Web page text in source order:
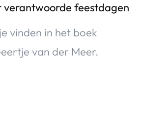
verantwoorde feestdagen
vinden in het boek
van der Meer.